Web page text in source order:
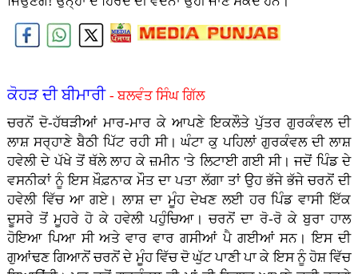
ਕੋਹੜ ਦੀ ਬੀਮਾਰੀ - ਬਲਵੰਤ ਸਿੰਘ ਗਿੱਲ
ਚਰਨੋਂ ਦੋ-ਹੱਥੜੀਆਂ ਮਾਰ-ਮਾਰ ਕੇ ਆਪਣੇ ਇਕਲੌਤੇ ਪੁੱਤਰ ਗੁਰਕੰਵਲ ਦੀ
ਲਾਸ਼ ਸਰ੍ਹਾਣੇ ਬੈਠੀ ਪਿੱਟ ਰਹੀ ਸੀ। ਘੰਟਾ ਕੁ ਪਹਿਲਾਂ ਗੁਰਕੰਵਲ ਦੀ ਲਾਸ਼
ਹਵੇਲੀ ਦੇ ਪੱਖੇ ਤੋਂ ਥੱਲੇ ਲਾਹ ਕੇ ਜ਼ਮੀਨ 'ਤੇ ਲਿਟਾਈ ਗਈ ਸੀ। ਜਦੋਂ ਪਿੰਡ ਦੇ
ਵਸਨੀਕਾਂ ਨੂੰ ਇਸ ਖ਼ੌਫ਼ਨਾਕ ਮੌਤ ਦਾ ਪਤਾ ਲੱਗਾ ਤਾਂ ਉਹ ਭੱਜੇ ਭੱਜੇ ਚਰਨੋਂ ਦੀ
ਹਵੇਲੀ ਵਿੱਚ ਆ ਗਏ। ਲਾਸ਼ ਦਾ ਮੂੰਹ ਦੇਖਣ ਲਈ ਹਰ ਪਿੰਡ ਵਾਸੀ ਇੱਕ
ਦੂਸਰੇ ਤੋਂ ਮੂਹਰੇ ਹੋ ਕੇ ਹਵੇਲੀ ਪਹੁੰਚਿਆ। ਚਰਨੋਂ ਦਾ ਰੋ-ਰੋ ਕੇ ਬੁਰਾ ਹਾਲ
ਹੋਇਆ ਪਿਆ ਸੀ ਅਤੇ ਵਾਰ ਵਾਰ ਗਸੀਆਂ ਪੈ ਗਈਆਂ ਸਨ। ਇਸ ਦੀ
ਗੁਆਂਢਣ ਗਿਆਨੋਂ ਚਰਨੋਂ ਦੇ ਮੂੰਹ ਵਿੱਚ ਦੋ ਘੁੱਟ ਪਾਣੀ ਪਾ ਕੇ ਇਸ ਨੂੰ ਹੋਸ਼ ਵਿੱਚ